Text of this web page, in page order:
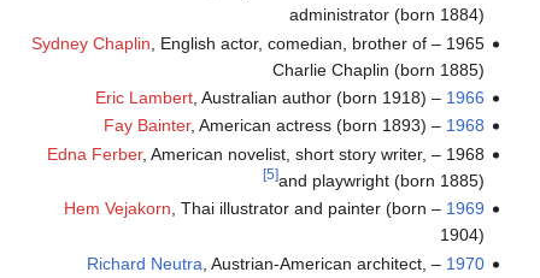
administrator (born 1884)
1965 –
Sydney Chaplin , English actor, comedian, brother of
Charlie Chaplin (born 1885)
1966
–
Eric Lambert, Australian author (born 1918)
1968
–
Fay Bainter, American actress (born 1893)
1968 –
Edna Ferber, American novelist, short story writer,
and playwright (born 1885)
[5]
1969
–
Hem Vejakorn, Thai illustrator and painter (born
1904)
1970
–
Richard Neutra , Austrian-American architect,